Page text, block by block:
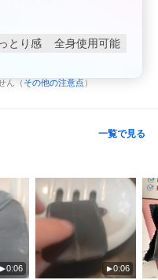
とり感
全身使用可能
ん（ その他の注意点 ）
一覧で見る
0:06 0:06